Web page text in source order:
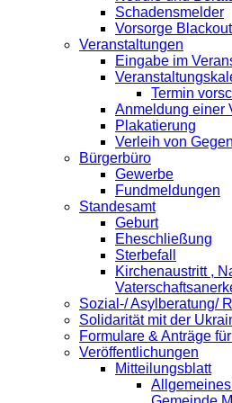
Schadensmelder
Vorsorge Blackout
Veranstaltungen
Eingabe im
Termin
Anmeldung einer
Plakatierung
Verleih von
Bürgerbüro
Gewerbe
Fundmeldungen
Standesamt
Geburt
Eheschließung
Sterbefall
Kirchenaustritt ,
Sozial-/ Asylberatung/
Solidarität mit der
Formulare & Anträge
Veröffentlichungen
Mitteilungsblatt